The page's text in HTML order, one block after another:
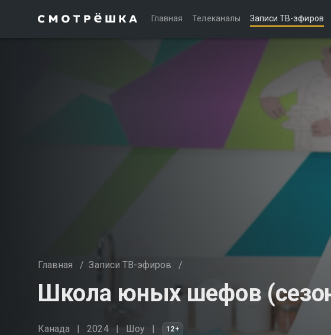
Главная Телеканалы Записи ТВ-эфиров
Главная / Записи ТВ-эфиров /
Школа юных шефов
Канада 2024 Шоу 12+